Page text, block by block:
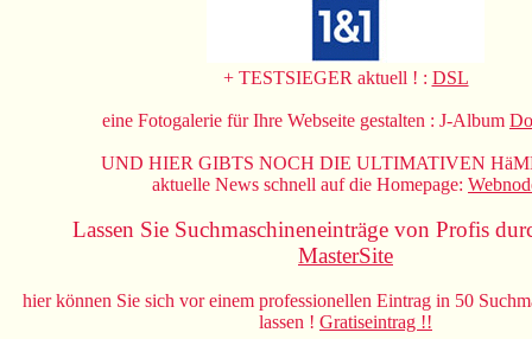
+ TESTSIEGER aktuell ! : DSL
eine Fotogalerie für Ihre Webseite gestalten : J-Album
UND HIER GIBTS NOCH DIE ULTIMATIVEN
aktuelle News schnell auf die Homepage:
Lassen Sie Suchmaschineneinträge von Profis
MasterSite
hier können Sie sich vor einem professionellen Eintrag in 50
lassen ! Gratiseintrag !!